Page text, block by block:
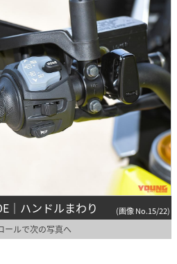
｜ハンドルまわり (画像 No.15/22)
ールで次の写真へ